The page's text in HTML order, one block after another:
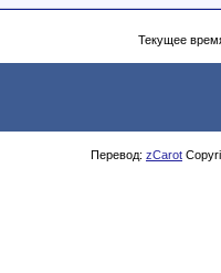
Текущее
Перевод: zCarot